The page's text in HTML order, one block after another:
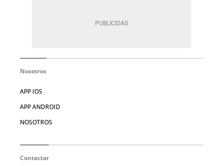
Nosotros
APP IOS
APP ANDROID
NOSOTROS
Contactar